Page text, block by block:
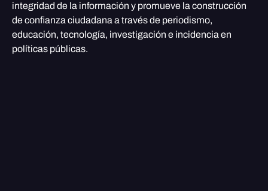
integridad de la información y promueve la construcción
de confianza ciudadana a través de periodismo,
educación, tecnología, investigación e incidencia en
políticas públicas.